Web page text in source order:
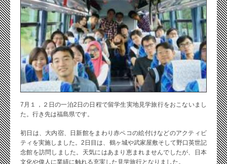
7月１，２日の一泊2日の日程で留学生実地見学旅行をおこないまし
た。行き先は福島県です。
初日は、大内宿、日新館をまわり赤ペコの絵付けなどのアクティビ
ティを実施しました。2日目は、鶴ヶ城や武家屋敷そして野口英世記
念館を訪問しました。天気にはあまり恵まれませんでしたが、日本
文化や偉人に業績に触れる充実した見学旅行となりました。